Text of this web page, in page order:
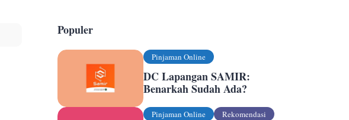
Populer
Pinjaman Online
DC Lapangan SAMIR:
Benarkah Sudah Ada?
Pinjaman Online Rekomendasi